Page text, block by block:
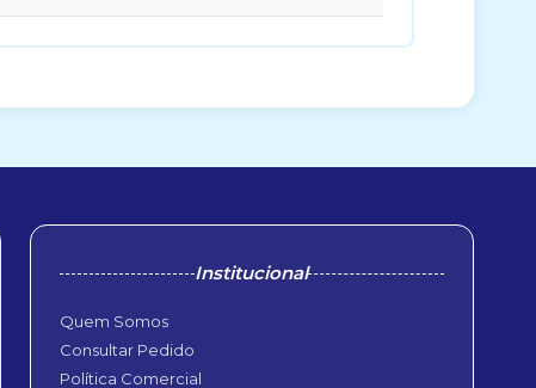
Institucional
Quem Somos
Consultar Pedido
Política Comercial